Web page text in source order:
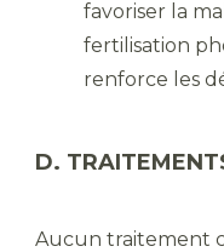
favoriser la
fertilisation
renforce les
D.
Aucun traitement